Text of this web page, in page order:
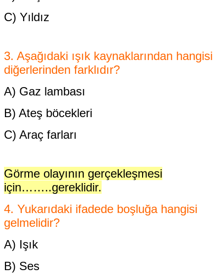
C) Yıldız
3. Aşağıdaki ışık kaynaklarından hangisi
diğerlerinden farklıdır?
A) Gaz lambası
B) Ateş böcekleri
C) Araç farları
Görme olayının gerçekleşmesi
için……..gereklidir.
4. Yukarıdaki ifadede boşluğa hangisi
gelmelidir?
A) Işık
B) Ses